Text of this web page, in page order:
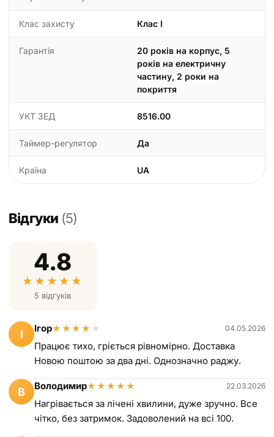
Клас захисту Клас I
Гарантія
20 років на корпус, 5
років на електричну
частину, 2 роки на
покриття
УКТ ЗЕД 8516.00
Таймер-регулятор Да
Країна UA
Відгуки (5)
4.8
★ ★ ★ ★ ★
5 відгуків
І Ігор★ ★ ★ ★ ★ 04.05.2026
Працює тихо, гріється рівномірно. Доставка
Новою поштою за два дні. Однозначно раджу.
В Володимир★ ★ ★ ★ ★ 22.03.2026
Нагрівається за лічені хвилини, дуже зручно. Все
чітко, без затримок. Задоволений на всі 100.